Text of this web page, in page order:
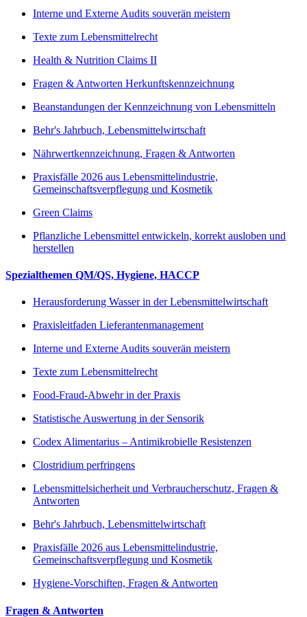
Interne und Externe Audits souverän meistern
Texte zum Lebensmittelrecht
Health & Nutrition Claims II
Fragen & Antworten Herkunftskennzeichnung
Beanstandungen der Kennzeichnung von Lebensmitteln
Behr's Jahrbuch, Lebensmittelwirtschaft
Nährwertkennzeichnung, Fragen & Antworten
Praxisfälle 2026 aus Lebensmittelindustrie,
Gemeinschaftsverpflegung und Kosmetik
Green Claims
Pflanzliche Lebensmittel entwickeln, korrekt ausloben und
herstellen
Spezialthemen QM/QS, Hygiene, HACCP
Herausforderung Wasser in der Lebensmittelwirtschaft
Praxisleitfaden Lieferantenmanagement
Interne und Externe Audits souverän meistern
Texte zum Lebensmittelrecht
Food-Fraud-Abwehr in der Praxis
Statistische Auswertung in der Sensorik
Codex Alimentarius – Antimikrobielle Resistenzen
Clostridium perfringens
Lebensmittelsicherheit und Verbraucherschutz, Fragen &
Antworten
Behr's Jahrbuch, Lebensmittelwirtschaft
Praxisfälle 2026 aus Lebensmittelindustrie,
Gemeinschaftsverpflegung und Kosmetik
Hygiene-Vorschiften, Fragen & Antworten
Fragen & Antworten